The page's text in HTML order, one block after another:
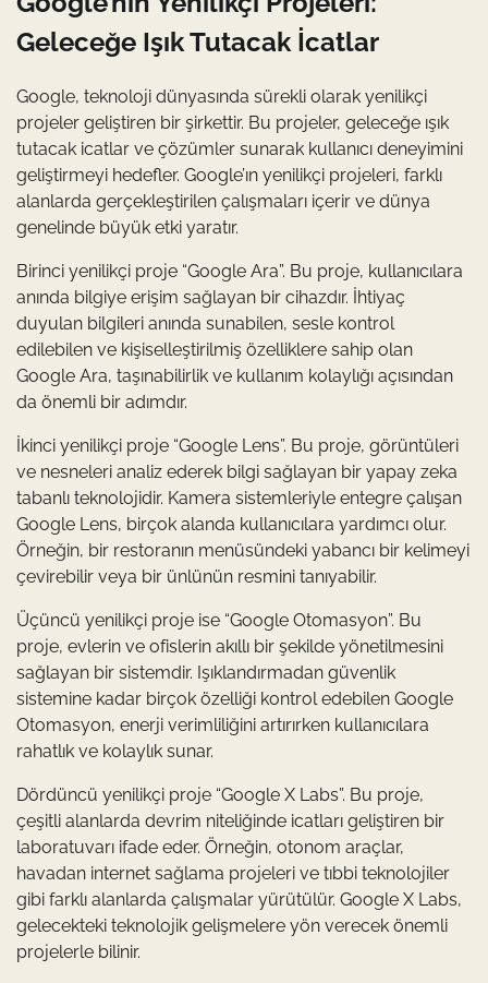
Geleceğe Işık Tutacak İcatlar
Google, teknoloji dünyasında sürekli olarak yenilikçi
projeler geliştiren bir şirkettir. Bu projeler, geleceğe ışık
tutacak icatlar ve çözümler sunarak kullanıcı deneyimini
geliştirmeyi hedefler. Google’ın yenilikçi projeleri, farklı
alanlarda gerçekleştirilen çalışmaları içerir ve dünya
genelinde büyük etki yaratır.
Birinci yenilikçi proje “Google Ara”. Bu proje, kullanıcılara
anında bilgiye erişim sağlayan bir cihazdır. İhtiyaç
duyulan bilgileri anında sunabilen, sesle kontrol
edilebilen ve kişiselleştirilmiş özelliklere sahip olan
Google Ara, taşınabilirlik ve kullanım kolaylığı açısından
da önemli bir adımdır.
İkinci yenilikçi proje “Google Lens”. Bu proje, görüntüleri
ve nesneleri analiz ederek bilgi sağlayan bir yapay zeka
tabanlı teknolojidir. Kamera sistemleriyle entegre çalışan
Google Lens, birçok alanda kullanıcılara yardımcı olur.
Örneğin, bir restoranın menüsündeki yabancı bir kelimeyi
çevirebilir veya bir ünlünün resmini tanıyabilir.
Üçüncü yenilikçi proje ise “Google Otomasyon”. Bu
proje, evlerin ve ofislerin akıllı bir şekilde yönetilmesini
sağlayan bir sistemdir. Işıklandırmadan güvenlik
sistemine kadar birçok özelliği kontrol edebilen Google
Otomasyon, enerji verimliliğini artırırken kullanıcılara
rahatlık ve kolaylık sunar.
Dördüncü yenilikçi proje “Google X Labs”. Bu proje,
çeşitli alanlarda devrim niteliğinde icatları geliştiren bir
laboratuvarı ifade eder. Örneğin, otonom araçlar,
havadan internet sağlama projeleri ve tıbbi teknolojiler
gibi farklı alanlarda çalışmalar yürütülür. Google X Labs,
gelecekteki teknolojik gelişmelere yön verecek önemli
projelerle bilinir.